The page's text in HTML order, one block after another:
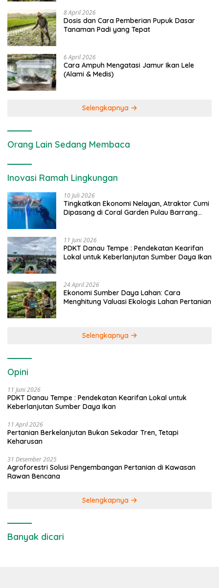
8 April 2026
Dosis dan Cara Pemberian Pupuk Dasar
Tanaman Padi yang Tepat
6 April 2026
Cara Ampuh Mengatasi Jamur Ikan Lele
(Alami & Medis)
Selengkapnya
Orang Lain Sedang Membaca
Inovasi Ramah Lingkungan
10 Juli 2026
Tingkatkan Ekonomi Nelayan, Atraktor Cumi
Dipasang di Coral Garden Pulau Barrang
11 Juni 2026
PDKT Danau Tempe : Pendekatan Kearifan
Lokal untuk Keberlanjutan Sumber Daya Ikan
24 April 2026
Ekonomi Sumber Daya Lahan: Cara
Menghitung Valuasi Ekologis Lahan Pertanian
Selengkapnya
Opini
11 Juni 2026
PDKT Danau Tempe : Pendekatan Kearifan Lokal untuk
Keberlanjutan Sumber Daya Ikan
11 April 2026
Pertanian Berkelanjutan Bukan Sekadar Tren, Tetapi
Keharusan
31 Desember 2025
Agroforestri Solusi Pengembangan Pertanian di Kawasan
Rawan Bencana
Selengkapnya
Banyak dicari